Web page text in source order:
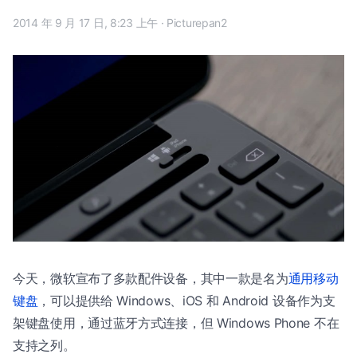
2014 年 9 月 17 日, 8:23 上午 · Picturepan2
今天，微软宣布了多款配件设备，其中一款是名为通用移动
键盘 ，可以提供给 Windows、iOS 和 Android 设备作为支
架键盘使用，通过蓝牙方式连接，但 Windows Phone 不在
支持之列。